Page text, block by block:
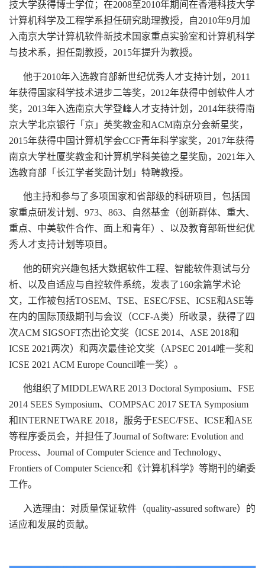
技大学获得博士学位；在2008至2010年期间在香港科技大学
计算机科学及工程学系担任研究助理教授，自2010年9月加
入南京大学计算机软件新技术国家重点实验室和计算机科学
与技术系，担任副教授，2015年提升为教授。
他于2010年入选教育部新世纪优秀人才支持计划，2011
年获得国家科学技术进步二等奖，2012年获得中创软件人才
奖，2013年入选南京大学登峰人才支持计划，2014年获得南
京大学北京银行「京」英奖教金和ACM南京分会新星奖，
2015年获得中国计算机学会CCF青年科学家奖，2017年获得
南京大学杜厦奖教金和计算机学科美德之星奖励，2021年入
选教育部「长江学者奖励计划」特聘教授。
他主持和参与了多项国家和省部级的科研项目，包括国
家重点研发计划、973、863、自然基金（创新群体、重大、
重点、中美软件合作、面上和青年）、以及教育部新世纪优
秀人才支持计划等项目。
他的研究兴趣包括大数据软件工程、智能软件测试与分
析、以及自适应与自控软件系统，发表了160余篇学术论
文，工作被包括TOSEM、TSE、ESEC/FSE、ICSE和ASE等
在内的国际顶级期刊与会议（CCF-A类）所收录，获得了四
次ACM SIGSOFT杰出论文奖（ICSE 2014、ASE 2018和
ICSE 2021两次）和两次最佳论文奖（APSEC 2014唯一奖和
ICSE 2021 ACM Europe Council唯一奖）。
他组织了MIDDLEWARE 2013 Doctoral Symposium、FSE
2014 SEES Symposium、COMPSAC 2017 SETA Symposium
和INTERNETWARE 2018，服务于ESEC/FSE、ICSE和ASE
等程序委员会，并担任了Journal of Software: Evolution and
Process、Journal of Computer Science and Technology、
Frontiers of Computer Science和《计算机科学》等期刊的编委
工作。
入选理由：对质量保证软件（quality-assured software）的
适应和发展的贡献。